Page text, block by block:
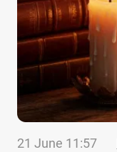
21 June 11:57